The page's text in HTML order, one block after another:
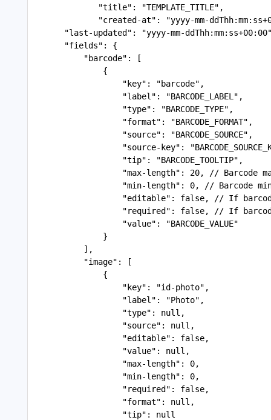
"title": "TEMPLATE_TITLE",
"created-at": "yyyy-mm-
"last-updated": "yyyy-mm-
"fields": {
"barcode": [
{
"key": "barcode",
"label": "BARCODE_LABEL",
"type": "BARCODE_TYPE",
"format": "BARCODE_FORMAT",
"source": "BARCODE_SOURCE",
"source-key":
"tip": "BARCODE_TOOLTIP",
"max-length": 20, // Barcode max
"min-length": 0, // Barcode min
"editable": false, // If barcode
"required": false, // If barcode
"value": "BARCODE_VALUE"
}
],
"image": [
{
"key": "id-photo",
"label": "Photo",
"type": null,
"source": null,
"editable": false,
"value": null,
"max-length": 0,
"min-length": 0,
"required": false,
"format": null,
"tip": null